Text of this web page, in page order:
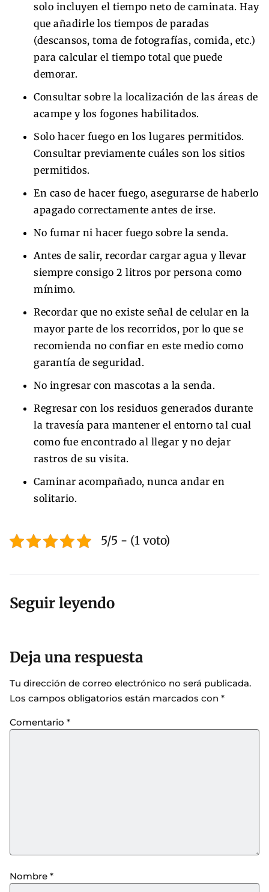
solo incluyen el tiempo neto de caminata. Hay
que añadirle los tiempos de paradas
(descansos, toma de fotografías, comida, etc.)
para calcular el tiempo total que puede
demorar.
Consultar sobre la localización de las áreas de
acampe y los fogones habilitados.
Solo hacer fuego en los lugares permitidos.
Consultar previamente cuáles son los sitios
permitidos.
En caso de hacer fuego, asegurarse de haberlo
apagado correctamente antes de irse.
No fumar ni hacer fuego sobre la senda.
Antes de salir, recordar cargar agua y llevar
siempre consigo 2 litros por persona como
mínimo.
Recordar que no existe señal de celular en la
mayor parte de los recorridos, por lo que se
recomienda no confiar en este medio como
garantía de seguridad.
No ingresar con mascotas a la senda.
Regresar con los residuos generados durante
la travesía para mantener el entorno tal cual
como fue encontrado al llegar y no dejar
rastros de su visita.
Caminar acompañado, nunca andar en
solitario.
5/5 - (1 voto)
Seguir leyendo
Deja una respuesta
Tu dirección de correo electrónico no será publicada.
Los campos obligatorios están marcados con *
Comentario *
Nombre *